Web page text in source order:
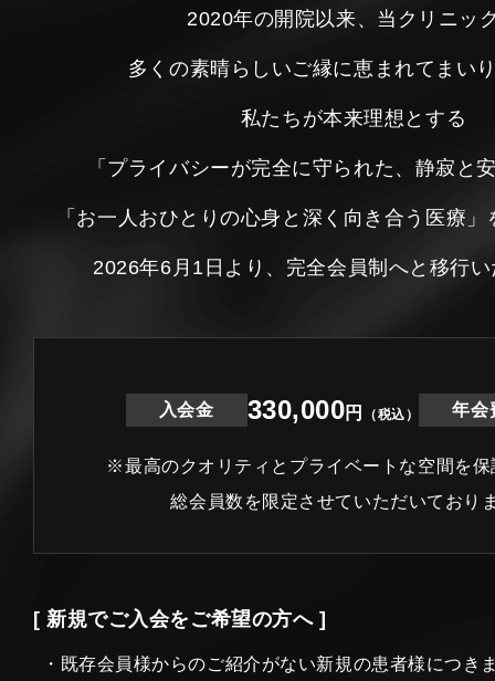
2020年の開院以来、当クリニッ
多くの素晴らしいご縁に恵まれてまい
私たちが本来理想とする
「プライバシーが完全に守られた、静寂と
「お一人おひとりの心身と深く向き合う医療
2026年6月1日より、完全会員制へと移行
入会金 330,000円 （税込） 年会
※最高のクオリティとプライベートな空間を保
総会員数を限定させていただいており
[ 新規でご入会をご希望の方へ ]
・既存会員様からのご紹介がない新規の患者様につき